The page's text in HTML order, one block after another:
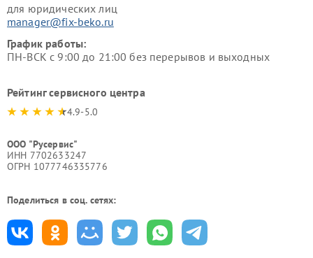
для юридических лиц
manager@fix-beko.ru
График работы:
ПН-ВСК с 9:00 до 21:00 без перерывов и выходных
Рейтинг сервисного центра
4.9-5.0
ООО "Русервис"
ИНН 7702633247
ОГРН 1077746335776
Поделиться в соц. сетях: